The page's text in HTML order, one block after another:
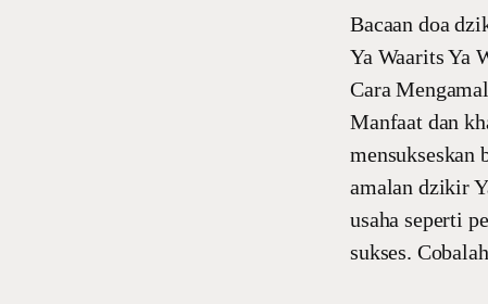
Bacaan doa
Ya Waarits Ya
Cara
Manfaat dan
mensukseskan
amalan dzikir
usaha seperti
sukses.